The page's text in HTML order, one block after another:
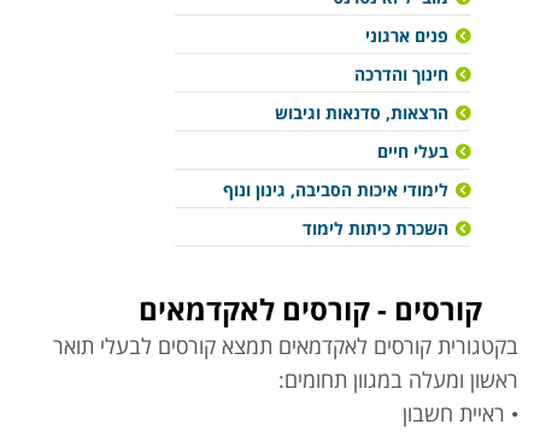
פנים ארגוני
חינוך והדרכה
הרצאות, סדנאות וגיבוש
בעלי חיים
לימודי איכות הסביבה, גינון ונוף
השכרת כיתות לימוד
קורסים - קורסים לאקדמאים
בקטגורית קורסים לאקדמאים תמצא קורסים לבעלי תואר
ראשון ומעלה במגוון תחומים:
• ראיית חשבון